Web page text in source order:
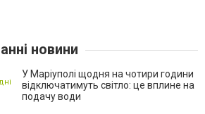
новини
У Маріуполі щодня на чотири години
відключатимуть світло: це вплине на
подачу води